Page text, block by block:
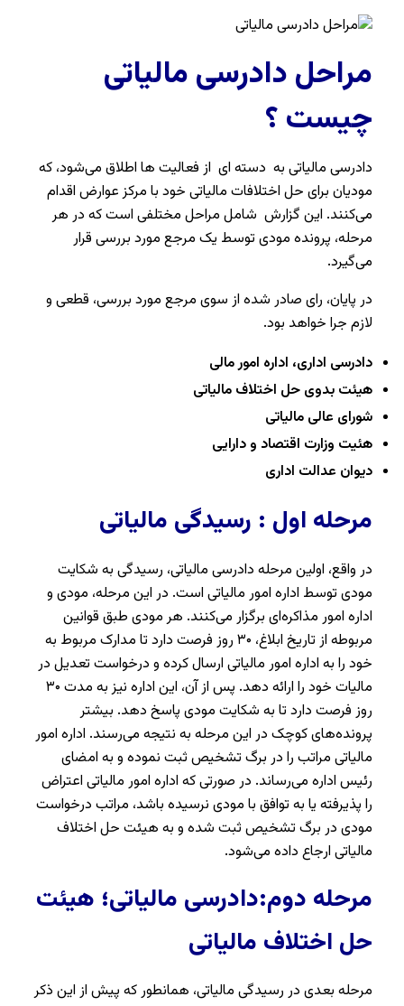
مراحل دادرسی مالیاتی
چیست ؟
دادرسی مالیاتی به دسته ای از فعالیت ها اطلاق می‌شود، که
مودیان برای حل اختلافات مالیاتی خود با مرکز عوارض اقدام
می‌کنند. این گزارش شامل مراحل مختلفی است که در هر
مرحله، پرونده مودی توسط یک مرجع مورد بررسی قرار
می‌گیرد.
در پایان، رای صادر شده از سوی مرجع مورد بررسی، قطعی و
لازم‌ جرا خواهد بود.
دادرسی اداری، اداره امور مالی
هیئت بدوی حل اختلاف مالیاتی
شورای عالی مالیاتی
هئیت وزارت اقتصاد و دارایی
دیوان عدالت اداری
مرحله اول : رسیدگی مالیاتی
در واقع، اولین مرحله دادرسی مالیاتی، رسیدگی به شکایت
مودی توسط اداره امور مالیاتی است. در این مرحله، مودی و
اداره امور مذاکره‌ای برگزار می‌کنند. هر مودی طبق قوانین
مربوطه از تاریخ ابلاغ، ۳۰ روز فرصت دارد تا مدارک مربوط به
خود را به اداره امور مالیاتی ارسال کرده و درخواست تعدیل در
مالیات خود را ارائه دهد. پس از آن، این اداره نیز به مدت ۳۰
روز فرصت دارد تا به شکایت مودی پاسخ دهد. بیشتر
پرونده‌های کوچک در این مرحله به نتیجه می‌رسند. اداره امور
مالیاتی مراتب را در برگ تشخیص ثبت نموده و به امضای
رئیس اداره می‌رساند. در صورتی که اداره امور مالیاتی اعتراض
را پذیرفته یا به توافق با مودی نرسیده باشد، مراتب درخواست
مودی در برگ تشخیص ثبت شده و به هیئت حل اختلاف
مالیاتی ارجاع داده می‌شود.
مرحله دوم:دادرسی مالیاتی؛ هیئت
حل اختلاف مالیاتی
مرحله بعدی در رسیدگی مالیاتی، همانطور که پیش از این ذکر